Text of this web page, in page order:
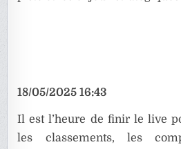
18/05/2025 16:43
Il est l’heure de finir le live
les classements, les